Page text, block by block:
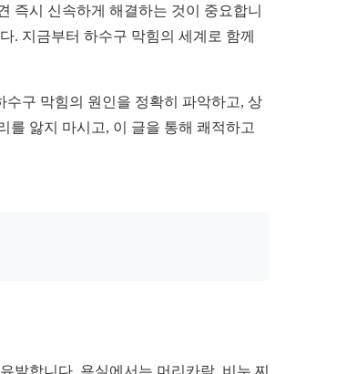
즉시 신속하게 해결하는 것이 중요합니
. 지금부터 하수구 막힘의 세계로 함께
구 막힘의 원인을 정확히 파악하고, 상
를 앓지 마시고, 이 글을 통해 쾌적하고
발합니다. 욕실에서는 머리카락, 비누 찌